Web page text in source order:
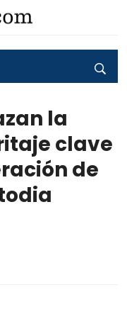
la
clave
de